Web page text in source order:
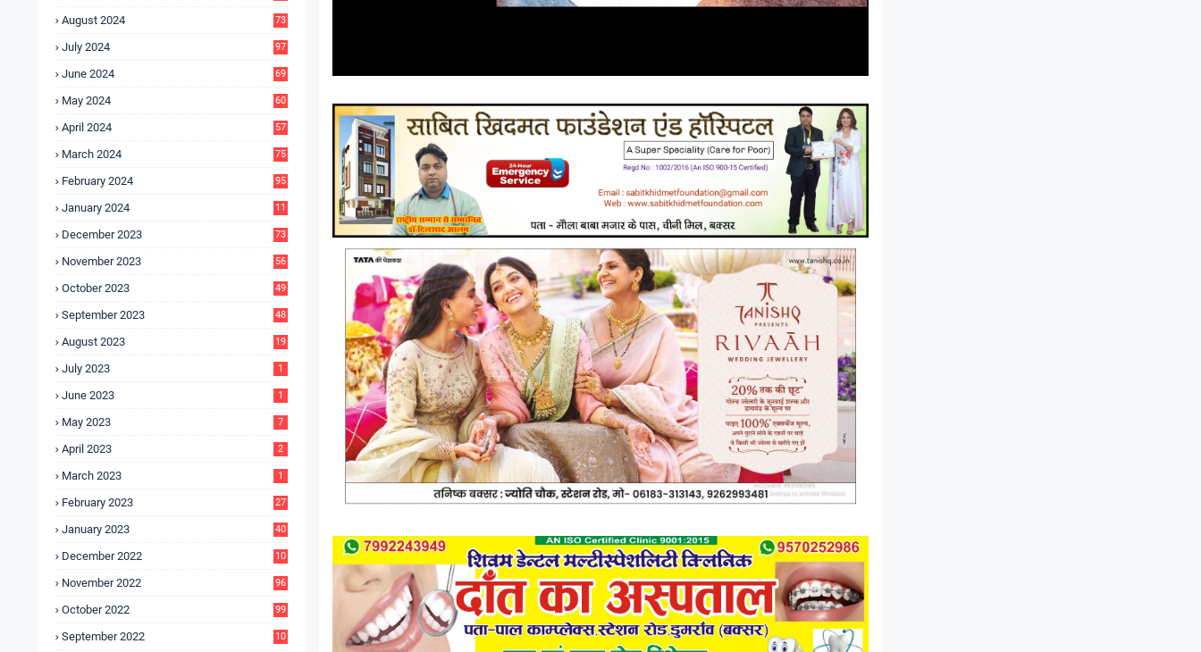
August 2024 73
July 2024 97
June 2024 69
May 2024 60
April 2024 57
March 2024 75
February 2024 95
January 2024
11
December 2023 73
November 2023 56
October 2023 49
September 2023 48
August 2023 19
July 2023 1
June 2023 1
May 2023 7
April 2023 2
March 2023 1
February 2023 27
January 2023 40
December 2022
10
November 2022 96
October 2022 99
September 2022
10